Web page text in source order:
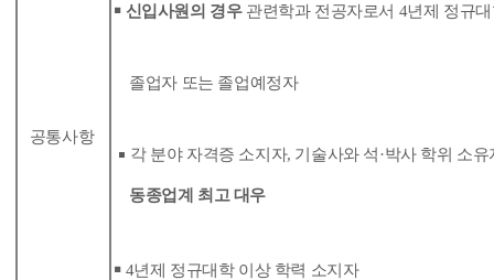
공통사항
￭ 신입사원의 경우관련학과 전공자로서 4년제 정규
졸업자 또는 졸업예정자
￭ 각 분야 자격증 소지자, 기술사와 석·박사 학위 소유
동종업계 최고 대우
￭4년제 정규대학 이상 학력 소지자